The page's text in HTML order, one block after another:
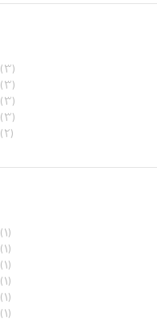
(3)
(3)
(3)
(3)
(2)
(1)
(1)
(1)
(1)
(1)
(1)